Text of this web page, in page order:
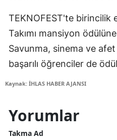
TEKNOFEST'te birincilik
Takımı mansiyon
Savunma, sinema ve
başarılı öğrenciler de
Kaynak: İHLAS HABER AJANSI
Yorumlar
Takma Ad